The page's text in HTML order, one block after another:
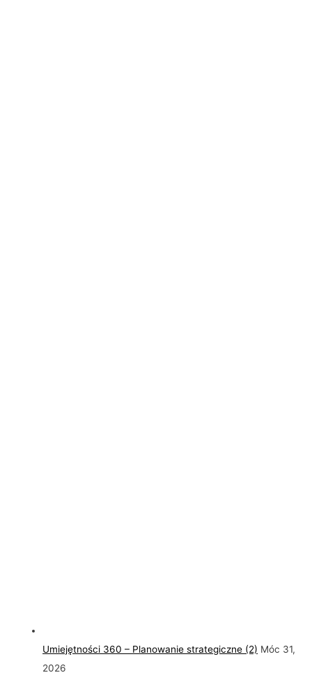
Umiejętności 360 – Planowanie strategiczne (2) Móc 31,
2026